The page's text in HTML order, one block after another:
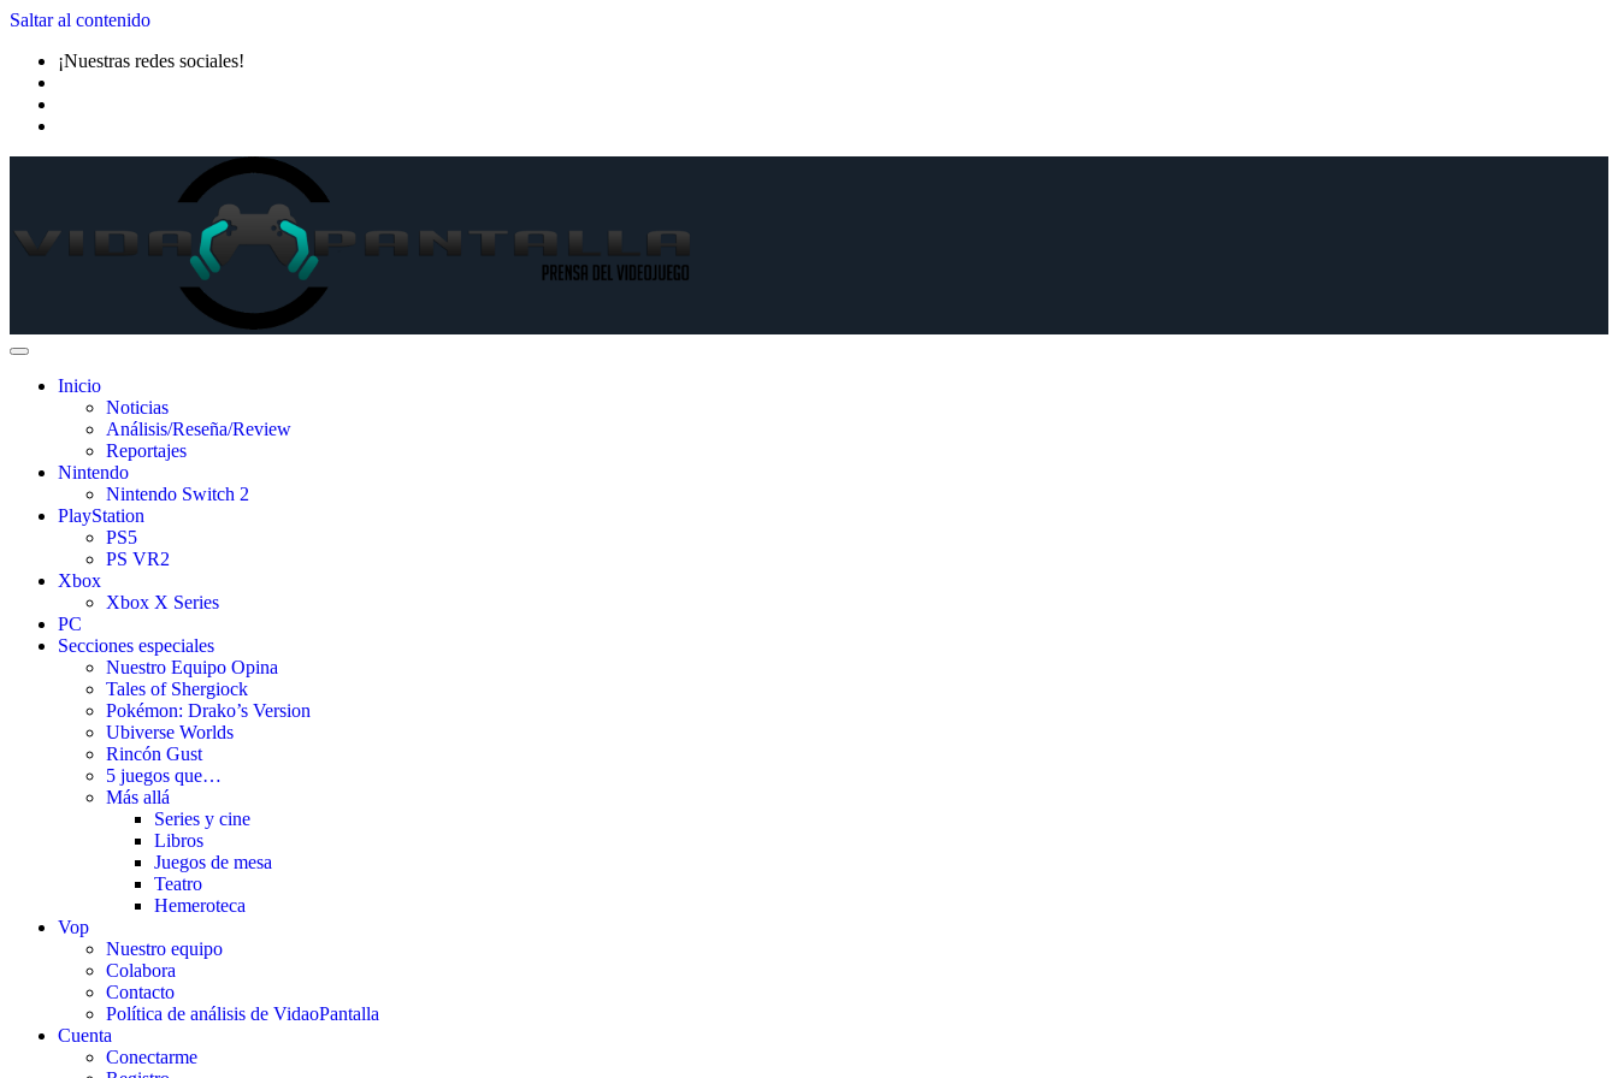
Saltar al contenido
¡Nuestras redes sociales!
Inicio
Noticias
Análisis/Reseña/Review
Reportajes
Nintendo
Nintendo Switch 2
PlayStation
PS5
PS VR2
Xbox
Xbox X Series
PC
Secciones especiales
Nuestro Equipo Opina
Tales of Shergiock
Pokémon: Drako’s Version
Ubiverse Worlds
Rincón Gust
5 juegos que…
Más allá
Series y cine
Libros
Juegos de mesa
Teatro
Hemeroteca
Vop
Nuestro equipo
Colabora
Contacto
Política de análisis de VidaoPantalla
Cuenta
Conectarme